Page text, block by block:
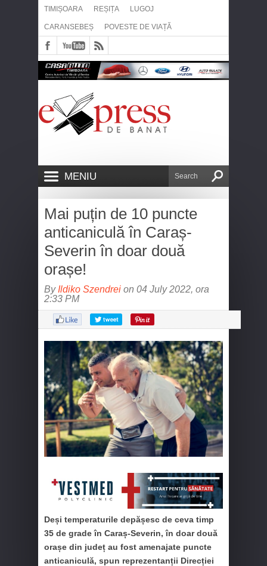
TIMIȘOARA REȘIȚA LUGOJ
CARANSEBEȘ POVESTE DE VIAȚĂ
MENIU
Mai puțin de 10 puncte
anticaniculă în Caraș-
Severin în doar două
orașe!
By Ildiko Szendrei on 04 July 2022, ora
2:33 PM
Deși temperaturile depășesc de ceva timp
35 de grade în Caraș-Severin, în doar două
orașe din județ au fost amenajate puncte
anticaniculă, spun reprezentanții Direcției